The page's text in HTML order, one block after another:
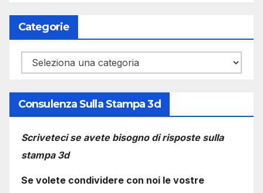
Categorie
Categorie
Consulenza Sulla Stampa 3d
Scriveteci se avete bisogno di risposte sulla
stampa 3d
Se volete condividere con noi le vostre